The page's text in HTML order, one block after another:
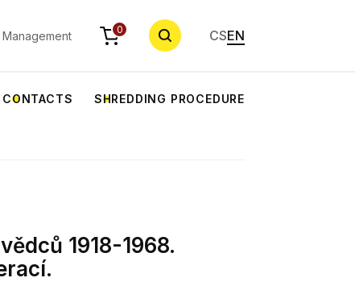
0 CSEN
CONTACTS SHREDDING PROCEDURE
1918-1968.